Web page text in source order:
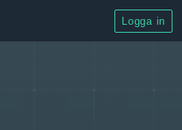
Logga in